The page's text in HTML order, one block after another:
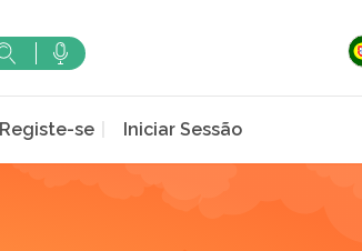
Registe-se Iniciar Sessão